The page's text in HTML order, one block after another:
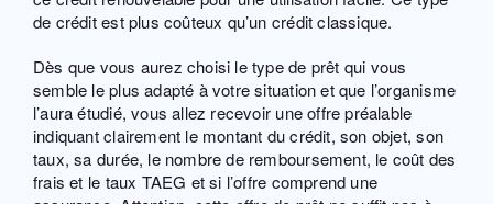
de crédit est plus coûteux qu’un crédit classique.
Dès que vous aurez choisi le type de prêt qui vous
semble le plus adapté à votre situation et que l’organisme
l’aura étudié, vous allez recevoir une offre préalable
indiquant clairement le montant du crédit, son objet, son
taux, sa durée, le nombre de remboursement, le coût des
frais et le taux TAEG et si l’offre comprend une